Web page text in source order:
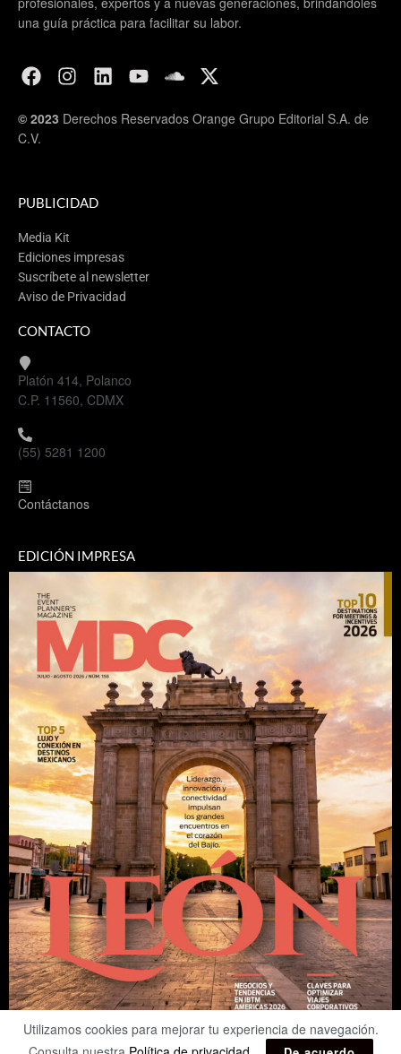
una guía práctica para facilitar su labor.
© 2023 Derechos Reservados Orange Grupo Editorial S.A. de
C.V.
PUBLICIDAD
Media Kit
Ediciones impresas
Suscríbete al newsletter
Aviso de Privacidad
CONTACTO
Platón 414, Polanco
C.P. 11560, CDMX
(55) 5281 1200
Contáctanos
EDICIÓN IMPRESA
Utilizamos cookies para mejorar tu experiencia de navegación.